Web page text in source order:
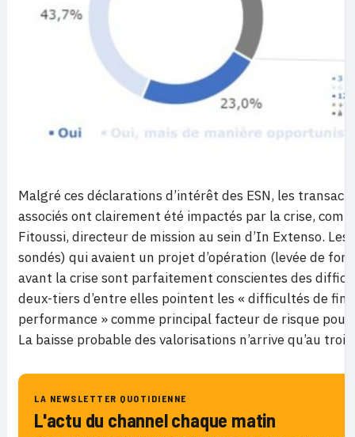
Malgré ces déclarations d’intérêt des ESN, les
associés ont clairement été impactés par la crise,
Fitoussi, directeur de mission au sein d’In Extenso. Les
sondés) qui avaient un projet d’opération (levée de
avant la crise sont parfaitement conscientes des
deux-tiers d’entre elles pointent les « difficultés de
performance » comme principal facteur de risque
La baisse probable des valorisations n’arrive qu’au
LA NEWSLETTER QUOTIDIENNE
L'actu du channel chaque matin